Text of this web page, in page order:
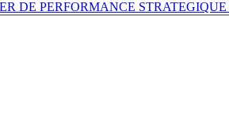
DE PERFORMANCE STRATEGIQUE